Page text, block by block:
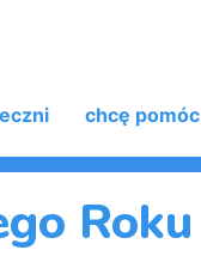
chcę pomóc
Roku